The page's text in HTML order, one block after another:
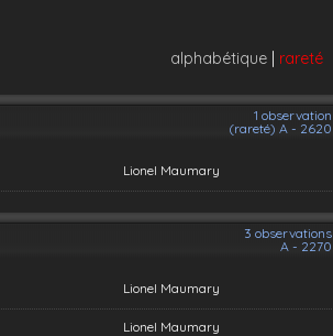
alphabétique| rareté
1 observation
(rareté) A - 2620
Lionel Maumary
3 observations
A - 2270
Lionel Maumary
Lionel Maumary